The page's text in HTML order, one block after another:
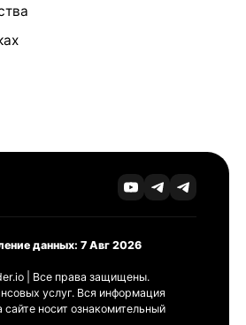
данных: 7 Авг 2026
| Все права защищены.
услуг. Вся информация
сайте носит ознакомительный